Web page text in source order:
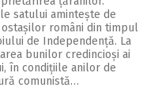
satului amin­tește de
ostașilor români din timpul
de Independență. La
bunilor credin­cioși ai
în condițiile anilor de
comunistă…